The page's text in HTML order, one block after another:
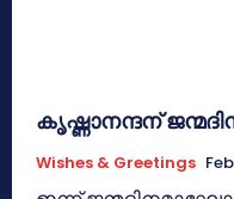
കൃഷ്ണാനന്ദന്
Wishes & Greetings